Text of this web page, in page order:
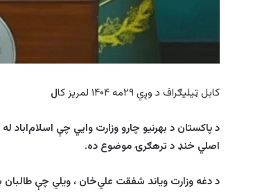
کابل ټیلیګراف د وږي ۲۹مه ۱۴۰۴ لمریز کا ل
د پاکستان د بهرنيو چارو وزارت وايي چې اسلام‌اباد
اصلي خنډ د ترهګرۍ موضوع ده.
د دغه وزارت وياند شفقت علي‌خان ، ويلي چې طالبان